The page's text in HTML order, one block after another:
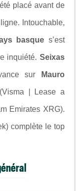
placé avant de
Intouchable,
basque s’est
inquiété. Seixas
sur Mauro
| Lease a
Emirates XRG).
complète le top